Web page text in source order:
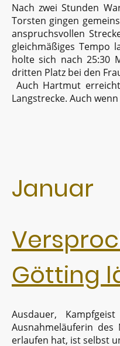
Nach zwei Stunden
Torsten gingen
anspruchsvollen
gleichmäßiges Tempo
holte sich nach 25:30
dritten Platz bei den
Auch Hartmut
Langstrecke. Auch
Januar
Götting
Ausdauer,
Ausnahmeläuferin
erlaufen hat, ist selbst